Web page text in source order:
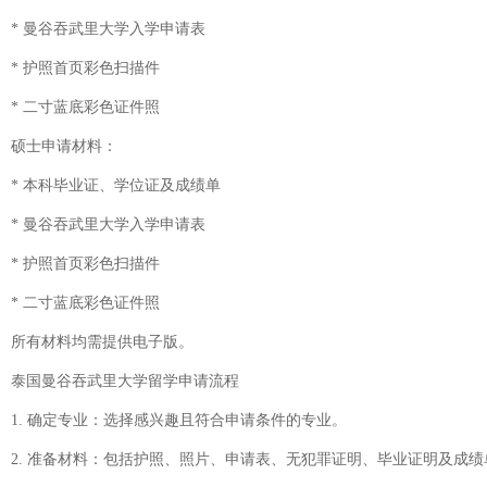
* 曼谷吞武里大学入学申请表
* 护照首页彩色扫描件
* 二寸蓝底彩色证件照
硕士申请材料：
* 本科毕业证、学位证及成绩单
* 曼谷吞武里大学入学申请表
* 护照首页彩色扫描件
* 二寸蓝底彩色证件照
所有材料均需提供电子版。
泰国曼谷吞武里大学留学申请流程
1. 确定专业：选择感兴趣且符合申请条件的专业。
2. 准备材料：包括护照、照片、申请表、无犯罪证明、毕业证明及成